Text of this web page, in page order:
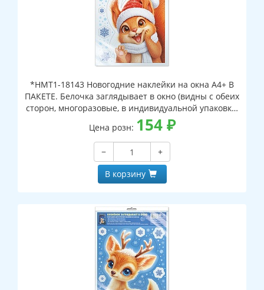
*НМТ1-18143 Новогодние наклейки на окна А4+ В
ПАКЕТЕ. Белочка заглядывает в окно (видны с обеих
сторон, многоразовые, в индивидуальной упаковке,
с европодвесом и клеевым клапаном)
Цена розн: 154₽
−
+
В корзину